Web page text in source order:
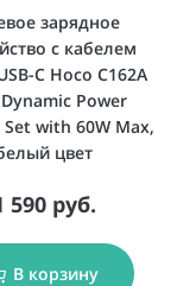
зарядное
с кабелем
C Hoco C162A
Power
with 60W Max,
цвет
590 руб.
В корзину